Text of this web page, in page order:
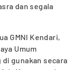
dan segala
GMNI Kendari,
Umum
di gunakan secara